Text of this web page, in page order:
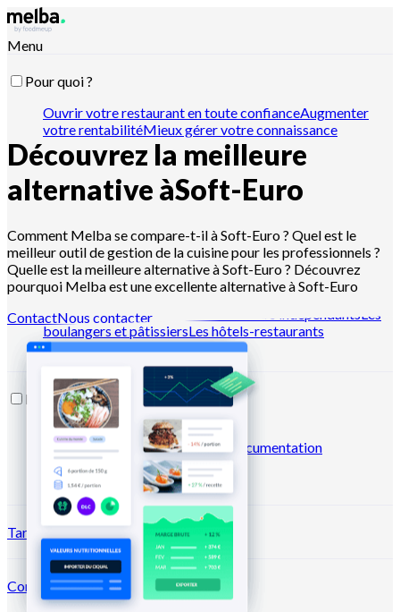
Menu
Pour quoi ?
Ouvrir votre restaurant en toute confianceAugmenter
votre rentabilitéMieux gérer votre connaissance
recetteOptimiser vos stocks et inventairesPasser vos
commandes fournisseurOrganiser votre production
l'hygiène et la traçabilité
Piloter vos devis et ventes
avec Claude, ChatGPT ou API
Pour qui ?
Les chaînes de restaurantsLes cuisines centralesLes dark
kitchensLes traiteurs Les restaurateurs indépendantsLes
boulangers et pâtissiersLes hôtels-restaurants
Ressources
BlogCentre d'aideBusiness
caseMarketplaceNewsletters
Documentation
APIDocumentation MCP
Tarifs
Connexion →
Découvrez la meilleure
alternative àSoft-Euro
Comment Melba se compare-t-il à Soft-Euro ? Quel est le
meilleur outil de gestion de la cuisine pour les professionnels ?
Quelle est la meilleure alternative à Soft-Euro ? Découvrez
pourquoi Melba est une excellente alternative à Soft-Euro
ContactNous contacter